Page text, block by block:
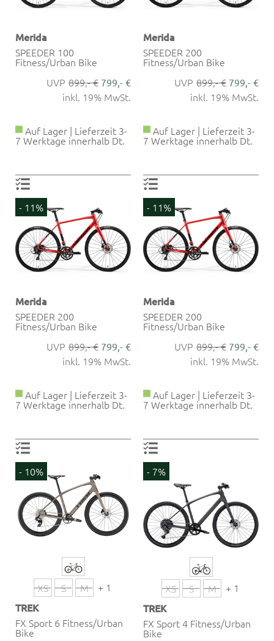
Merida
SPEEDER 100
Fitness/Urban Bike
899,- € 799,- €
inkl. 19% MwSt.
Auf Lager | Lieferzeit 3-
7 Werktage innerhalb Dt.
Merida
SPEEDER 200
Fitness/Urban Bike
899,- € 799,- €
inkl. 19% MwSt.
Auf Lager | Lieferzeit 3-
7 Werktage innerhalb Dt.
- 11%
Merida
SPEEDER 200
Fitness/Urban Bike
899,- € 799,- €
inkl. 19% MwSt.
Auf Lager | Lieferzeit 3-
7 Werktage innerhalb Dt.
- 11%
Merida
SPEEDER 200
Fitness/Urban Bike
899,- € 799,- €
inkl. 19% MwSt.
Auf Lager | Lieferzeit 3-
7 Werktage innerhalb Dt.
- 10%
XS S M
+ 1
TREK
FX Sport 6 Fitness/Urban
Bike
- 7%
XS S M
+ 1
TREK
FX Sport 4 Fitness/Urban
Bike